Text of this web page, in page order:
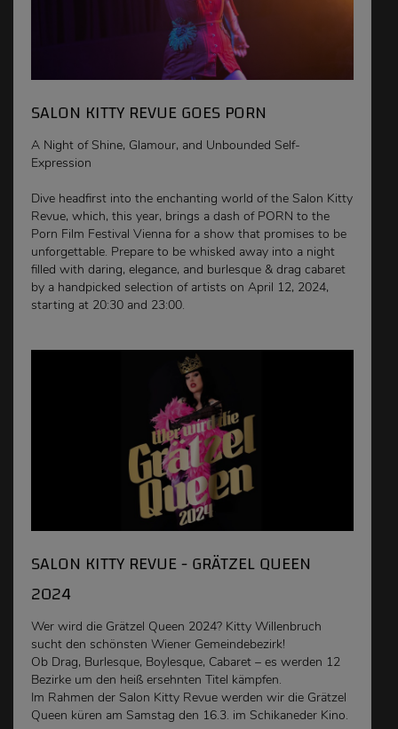
SALON KITTY REVUE GOES PORN
A Night of Shine, Glamour, and Unbounded Self-
Expression
Dive headfirst into the enchanting world of the Salon Kitty
Revue, which, this year, brings a dash of PORN to the
Porn Film Festival Vienna for a show that promises to be
unforgettable. Prepare to be whisked away into a night
filled with daring, elegance, and burlesque & drag cabaret
by a handpicked selection of artists on April 12, 2024,
starting at 20:30 and 23:00.
SALON KITTY REVUE - GRÄTZEL QUEEN
2024
Wer wird die Grätzel Queen 2024? Kitty Willenbruch
sucht den schönsten Wiener Gemeindebezirk!
Ob Drag, Burlesque, Boylesque, Cabaret – es werden 12
Bezirke um den heiß ersehnten Titel kämpfen.
Im Rahmen der Salon Kitty Revue werden wir die Grätzel
Queen küren am Samstag den 16.3. im Schikaneder Kino.